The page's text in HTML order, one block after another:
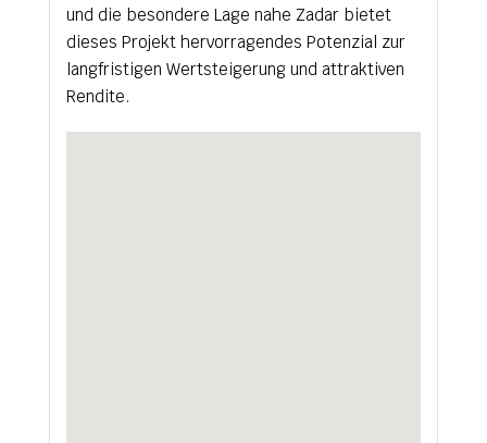
und die besondere Lage nahe Zadar bietet
dieses Projekt hervorragendes Potenzial zur
langfristigen Wertsteigerung und attraktiven
Rendite.